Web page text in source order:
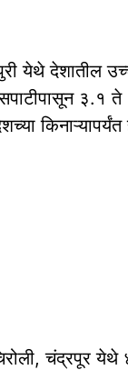
येथे देशातील
३.१
किनाऱ्यापर्यंत
चंद्रपूर येथे